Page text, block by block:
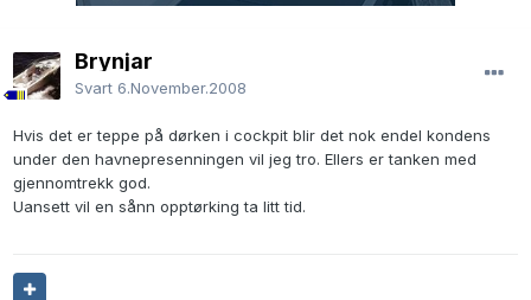
Brynjar
Svart 6.November.2008
Hvis det er teppe på dørken i cockpit blir det nok endel kondens
under den havnepresenningen vil jeg tro. Ellers er tanken med
gjennomtrekk god.
Uansett vil en sånn opptørking ta litt tid.